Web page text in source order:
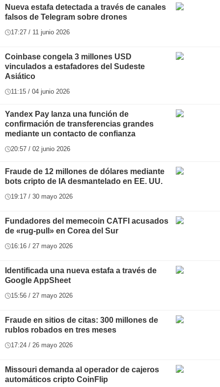
Nueva estafa detectada a través de canales
falsos de Telegram sobre drones
17:27 / 11 junio 2026
Coinbase congela 3 millones USD
vinculados a estafadores del Sudeste
Asiático
11:15 / 04 junio 2026
Yandex Pay lanza una función de
confirmación de transferencias grandes
mediante un contacto de confianza
20:57 / 02 junio 2026
Fraude de 12 millones de dólares mediante
bots cripto de IA desmantelado en EE. UU.
19:17 / 30 mayo 2026
Fundadores del memecoin CATFI acusados
de «rug-pull» en Corea del Sur
16:16 / 27 mayo 2026
Identificada una nueva estafa a través de
Google AppSheet
15:56 / 27 mayo 2026
Fraude en sitios de citas: 300 millones de
rublos robados en tres meses
17:24 / 26 mayo 2026
Missouri demanda al operador de cajeros
automáticos cripto CoinFlip